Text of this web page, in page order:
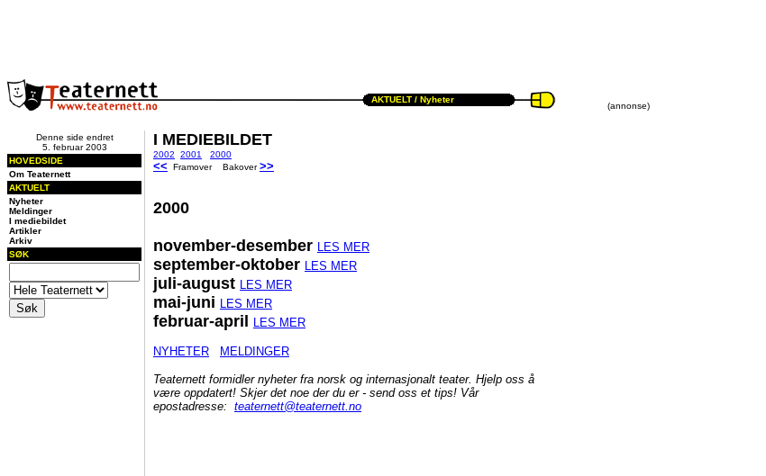
AKTUELT / Nyheter
(annonse)
Denne side endret
5. februar 2003
HOVEDSIDE
Om Teaternett
AKTUELT
Nyheter
Meldinger
I mediebildet
Artikler
Arkiv
SØK
I MEDIEBILDET
2002 2001 2000
<< Framover Bakover>>
2000
november-desember LES MER
september-oktober LES MER
juli-august LES MER
mai-juni LES MER
februar-april LES MER
NYHETER MELDINGER
Teaternett formidler nyheter fra norsk og internasjonalt teater. Hjelp oss å
være oppdatert! Skjer det noe der du er - send oss et tips! Vår
epostadresse: teaternett@teaternett.no